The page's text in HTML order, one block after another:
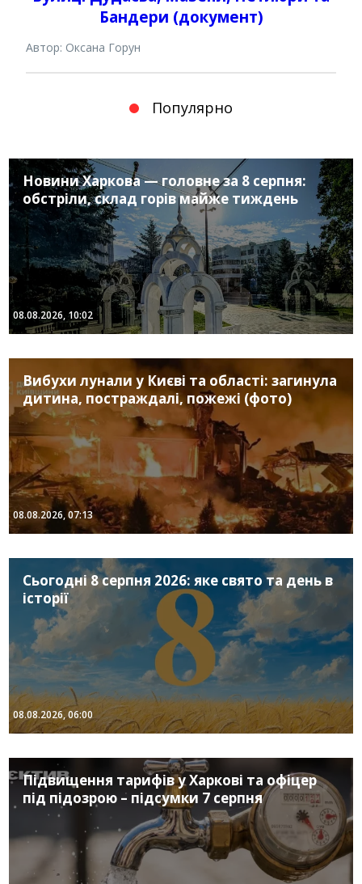
Бандери (документ)
Автор: Оксана Горун
Популярно
Новини Харкова — головне за 8 серпня:
обстріли, склад горів майже тиждень
08.08.2026, 10:02
Вибухи лунали у Києві та області: загинула
дитина, постраждалі, пожежі (фото)
08.08.2026, 07:13
Сьогодні 8 серпня 2026: яке свято та день в
історії
08.08.2026, 06:00
Підвищення тарифів у Харкові та офіцер
під підозрою – підсумки 7 серпня